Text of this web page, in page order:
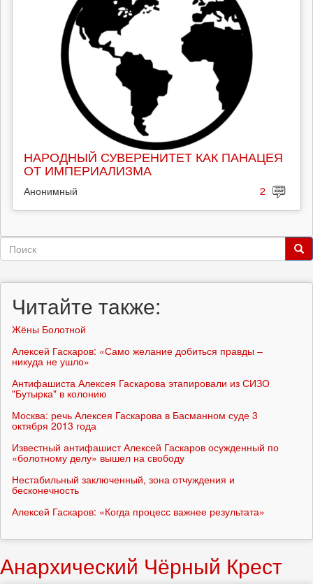
НАРОДНЫЙ СУВЕРЕНИТЕТ КАК ПАНАЦЕЯ
ОТ ИМПЕРИАЛИЗМА
Анонимный 2
Форма
Читайте также:
Жёны Болотной
Алексей Гаскаров: «Само желание добиться правды –
никуда не ушло»
Антифашиста Алексея Гаскарова этапировали из СИЗО
"Бутырка" в колонию
Москва: речь Алексея Гаскарова в Басманном суде 3
октября 2013 года
Известный антифашист Алексей Гаскаров осужденный по
«болотному делу» вышел на свободу
Нестабильный заключенный, зона отчуждения и
бесконечность
Алексей Гаскаров: «Когда процесс важнее результата»
Анархический Чёрный Крест